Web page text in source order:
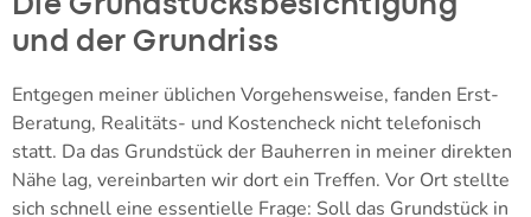
Die Grundstücksbesichtigung
und der Grundriss
Entgegen meiner üblichen Vorgehensweise, fanden Erst-
Beratung, Realitäts- und Kostencheck nicht telefonisch
statt. Da das Grundstück der Bauherren in meiner direkten
Nähe lag, vereinbarten wir dort ein Treffen. Vor Ort stellte
sich schnell eine essentielle Frage: Soll das Grundstück in